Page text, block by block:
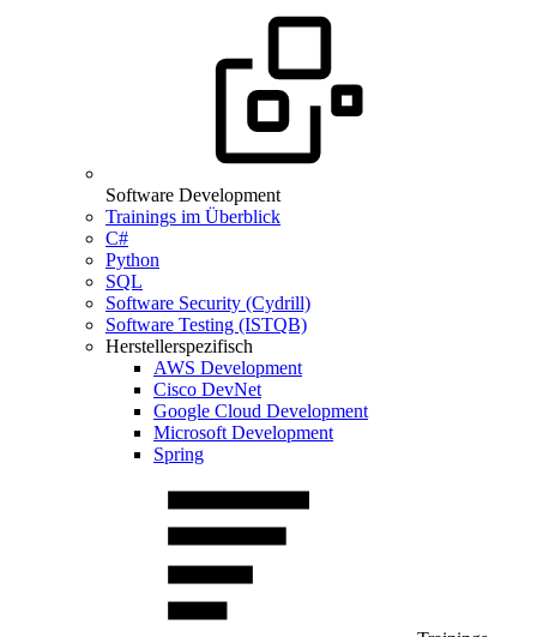
Software Development
Trainings im Überblick
C#
Python
SQL
Software Security (Cydrill)
Software Testing (ISTQB)
Herstellerspezifisch
AWS Development
Cisco DevNet
Google Cloud Development
Microsoft Development
Spring